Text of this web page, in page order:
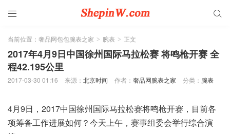
 
当前位置： 奢品网包包腕表之家 > 腕表 > 正文
2017年4月9日中国徐州国际马拉松赛 将鸣枪开赛 全
程42.195公里
2017-03-30 01:16 来源： 北京时间 作者： 奢品网腕表之家 分类： 腕表
4月9日，2017中国徐州国际马拉松赛将鸣枪开赛，目前各
项筹备工作进展如何？今天上午，赛事组委会举行综合演